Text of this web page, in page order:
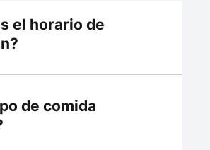
el horario de
de comida